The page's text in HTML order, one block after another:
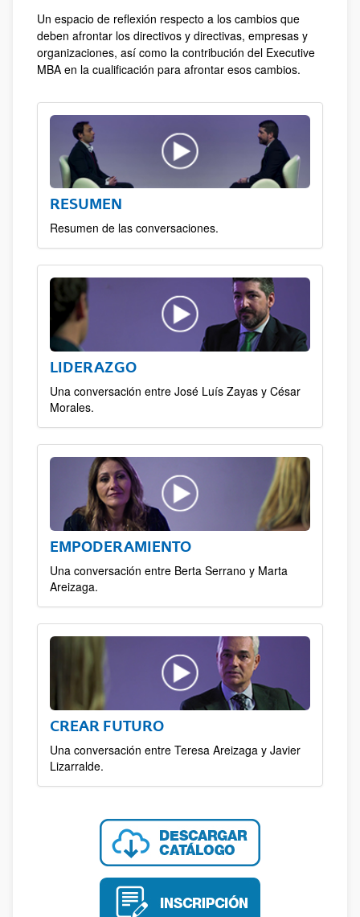
Un espacio de reflexión respecto a los cambios que
deben afrontar los directivos y directivas, empresas y
organizaciones, así como la contribución del Executive
MBA en la cualificación para afrontar esos cambios.
RESUMEN
Resumen de las conversaciones.
LIDERAZGO
Una conversación entre José Luís Zayas y César
Morales.
EMPODERAMIENTO
Una conversación entre Berta Serrano y Marta
Areizaga.
CREAR FUTURO
Una conversación entre Teresa Areizaga y Javier
Lizarralde.